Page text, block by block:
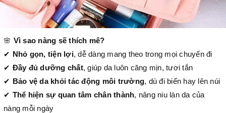
🌸 Vì sao nàng sẽ thích mê?
✔ Nhỏ gọn, tiện lợi, dễ dàng mang theo trong mọi chuyến đi
✔ Đầy đủ dưỡng chất, giúp da luôn căng mịn, tươi tắn
✔
Bảo vệ da khỏi tác động môi trường, dù đi biển hay lên núi
✔ Thể hiện sự quan tâm chân thành, nâng niu làn da của
nàng mỗi ngày